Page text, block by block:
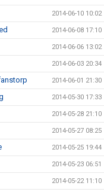
2014-06-10 10:02
2014-06-08 17:10
2014-06-06 13:02
2014-06-03 20:34
2014-06-01 21:30
2014-05-30 17:33
2014-05-28 21:10
2014-05-27 08:25
2014-05-25 19:44
2014-05-23 06:51
2014-05-22 11:10